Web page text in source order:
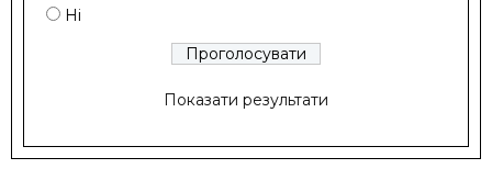
Ні
Показати результати